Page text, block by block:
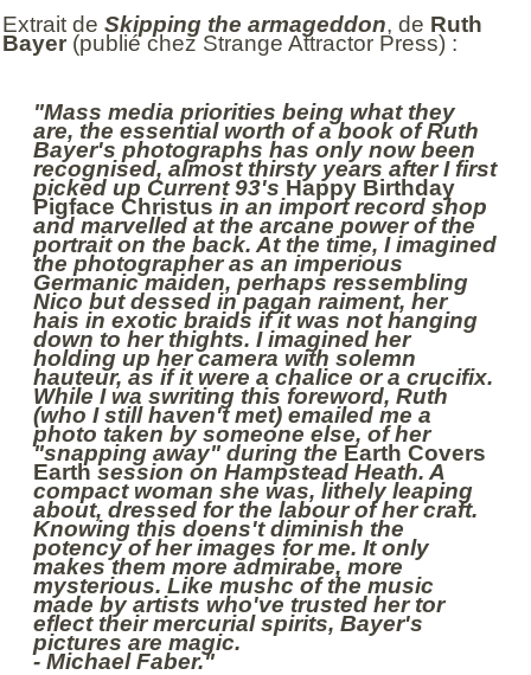
Extrait de Skipping the armageddon, de Ruth
Bayer (publié chez Strange Attractor Press) :
"Mass media priorities being what they
are, the essential worth of a book of Ruth
Bayer's photographs has only now been
recognised, almost thirsty years after I first
picked up Current 93's Happy Birthday
Pigface Christus in an import record shop
and marvelled at the arcane power of the
portrait on the back. At the time, I imagined
the photographer as an imperious
Germanic maiden, perhaps ressembling
Nico but dessed in pagan raiment, her
hais in exotic braids if it was not hanging
down to her thights. I imagined her
holding up her camera with solemn
hauteur, as if it were a chalice or a crucifix.
While I wa swriting this foreword, Ruth
(who I still haven't met) emailed me a
photo taken by someone else, of her
"snapping away" during the Earth Covers
Earth session on Hampstead Heath. A
compact woman she was, lithely leaping
about, dressed for the labour of her craft.
Knowing this doens't diminish the
potency of her images for me. It only
makes them more admirabe, more
mysterious. Like mushc of the music
made by artists who've trusted her tor
eflect their mercurial spirits, Bayer's
pictures are magic.
- Michael Faber."